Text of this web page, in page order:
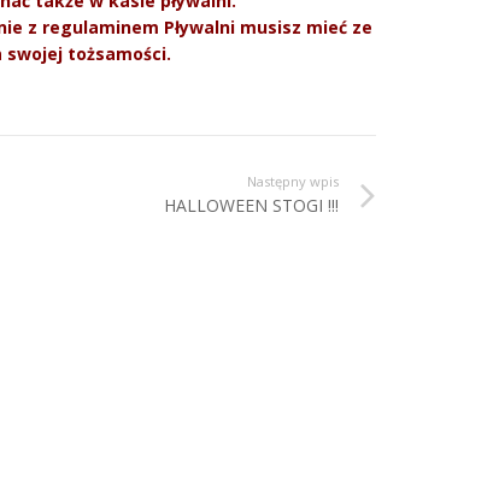
z regulaminem Pływalni musisz mieć ze
swojej tożsamości.
Następny wpis
HALLOWEEN STOGI !!!